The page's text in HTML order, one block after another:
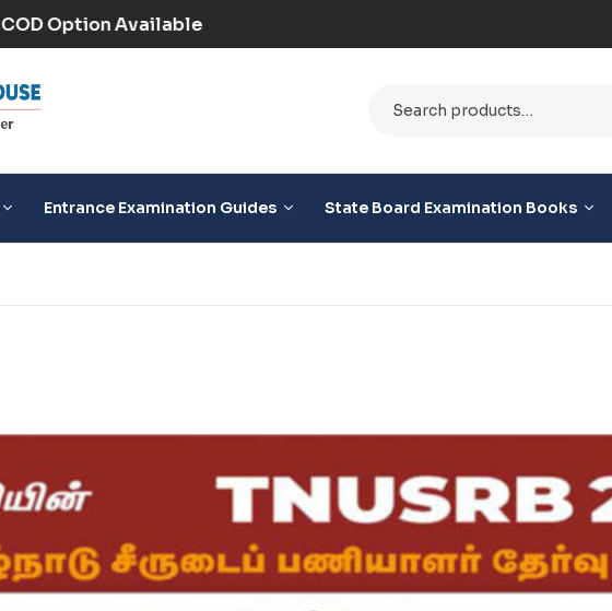
(Prepaid) | COD Option Available
Entrance Examination Guides State Board Examination Books